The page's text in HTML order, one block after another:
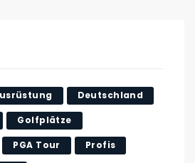
Deutschland
Golfplätze
PGA Tour Profis